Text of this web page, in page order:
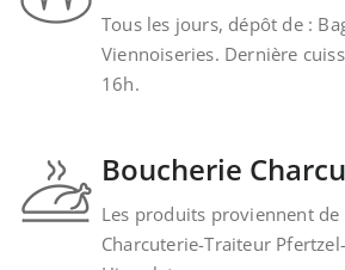
Tous les jours, dépôt de :
Viennoiseries. Dernière
16h.
Boucherie
Les produits proviennent
Charcuterie-Traiteur